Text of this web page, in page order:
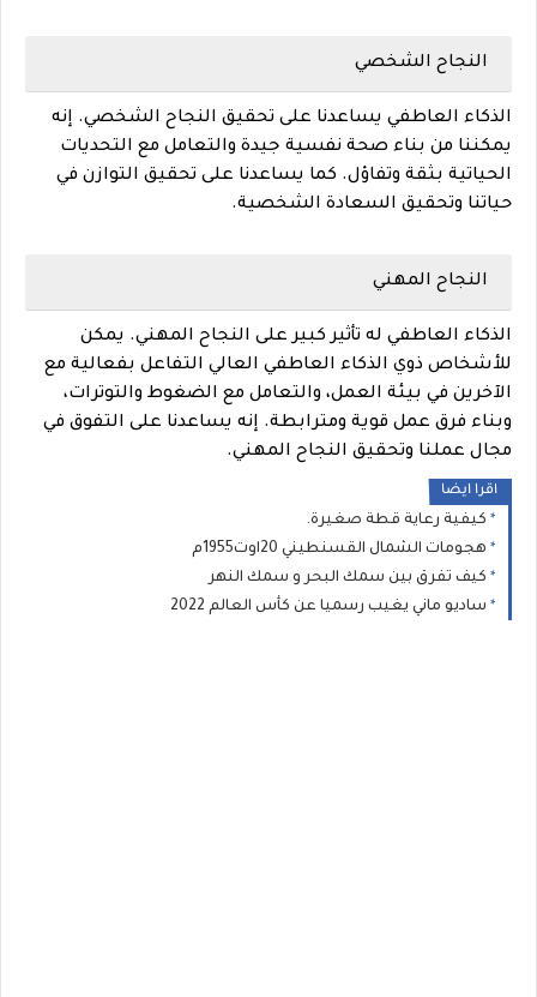
النجاح الشخصي
الذكاء العاطفي يساعدنا على تحقيق النجاح الشخصي. إنه
يمكننا من بناء صحة نفسية جيدة والتعامل مع التحديات
الحياتية بثقة وتفاؤل. كما يساعدنا على تحقيق التوازن في
حياتنا وتحقيق السعادة الشخصية.
النجاح المهني
الذكاء العاطفي له تأثير كبير على النجاح المهني. يمكن
للأشخاص ذوي الذكاء العاطفي العالي التفاعل بفعالية مع
الآخرين في بيئة العمل، والتعامل مع الضغوط والتوترات،
وبناء فرق عمل قوية ومترابطة. إنه يساعدنا على التفوق في
مجال عملنا وتحقيق النجاح المهني.
اقرا ايضا
كيفية رعاية قطة صغيرة.
هجومات الشمال القسنطيني 20اوت1955م
كيف تفرق بين سمك البحر و سمك النهر
ساديو ماني يغيب رسميا عن كأس العالم 2022